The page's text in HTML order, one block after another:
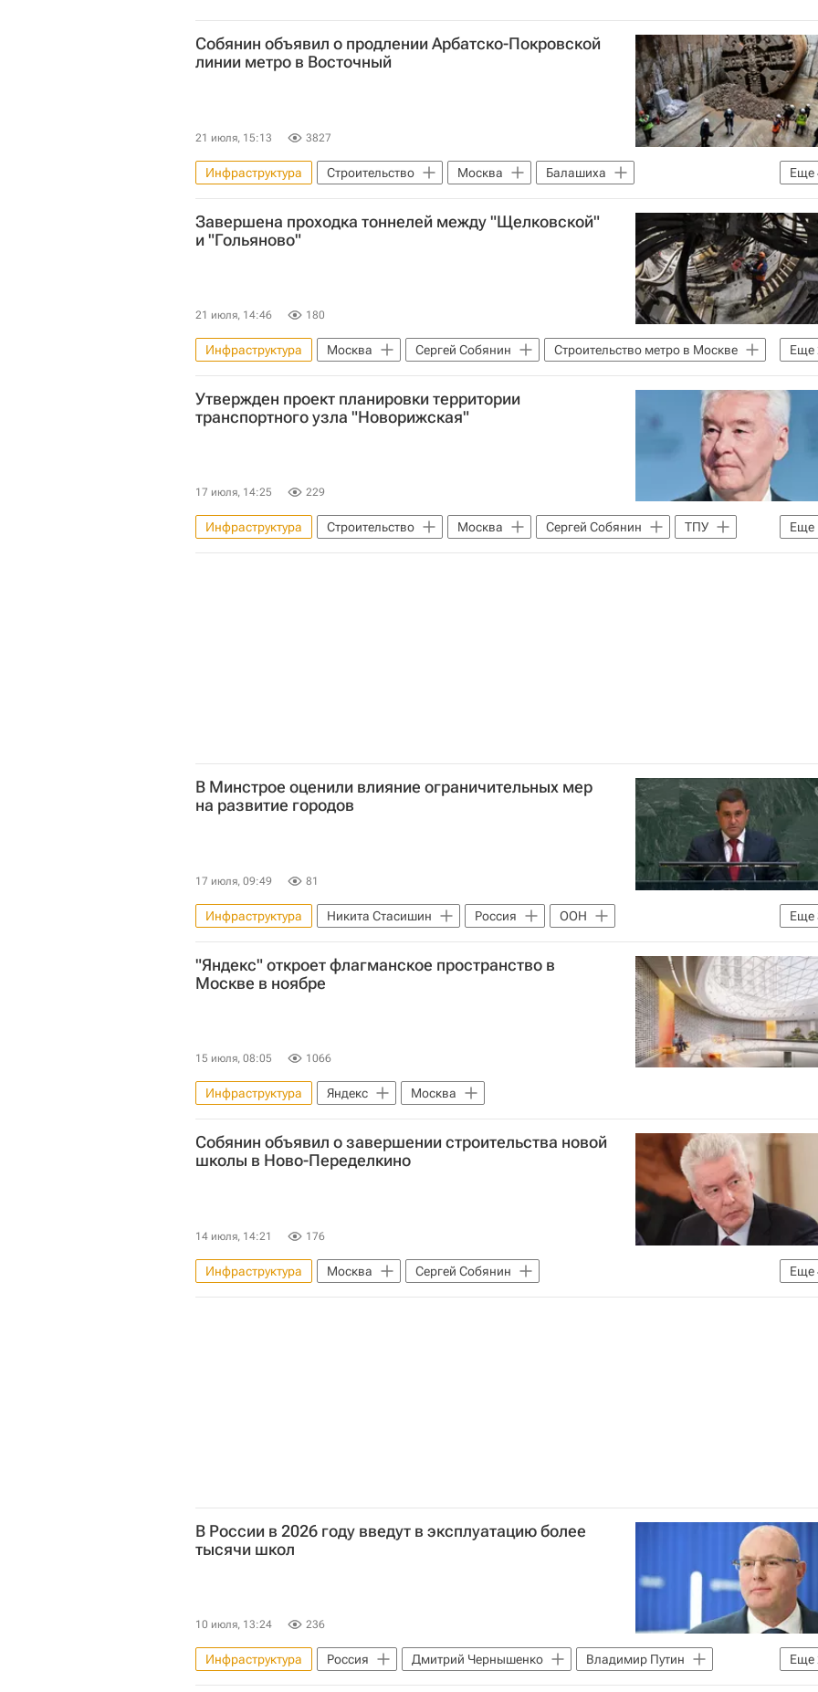
Собянин объявил о продлении Арбатско-Покровской
линии метро в Восточный
21 июля, 15:13 3827
Еще
Инфраструктура Строительство Москва
Балашиха
Щелковский район
Сергей Собянин
Строительство метро в Москве
Метро
Завершена проходка тоннелей между "Щелковской"
и "Гольяново"
21 июля, 14:46 180
Еще
Инфраструктура Москва Сергей Собянин
Строительство метро в Москве
Метро
Строительство
Утвержден проект планировки территории
транспортного узла "Новорижская"
17 июля, 14:25 229
Еще
Инфраструктура Строительство Москва Сергей Собянин
ТПУ
Строительство ТПУ в Москве
В Минстрое оценили влияние ограничительных мер
на развитие городов
17 июля, 09:49 81
Еще
Инфраструктура Никита Стасишин Россия
ООН
Министерство строительства и жилищно-коммунального хозяйства РФ (Минстрой России)
Нью-Йорк (город)
Городская среда
"Яндекс" откроет флагманское пространство в
Москве в ноябре
15 июля, 08:05 1066
Инфраструктура Яндекс Москва
Собянин объявил о завершении строительства новой
школы в Ново-Переделкино
14 июля, 14:21 176
Еще
Инфраструктура Москва
Сергей Собянин
МЧС России (Министерство РФ по делам гражданской обороны, чрезвычайным ситуациям и ликвидации последствий стихийных бедствий)
В России в 2026 году введут в эксплуатацию более
тысячи школ
10 июля, 13:24 236
Еще
Инфраструктура Россия Дмитрий Чернышенко
Владимир Путин
Школы
Социальная инфраструктура